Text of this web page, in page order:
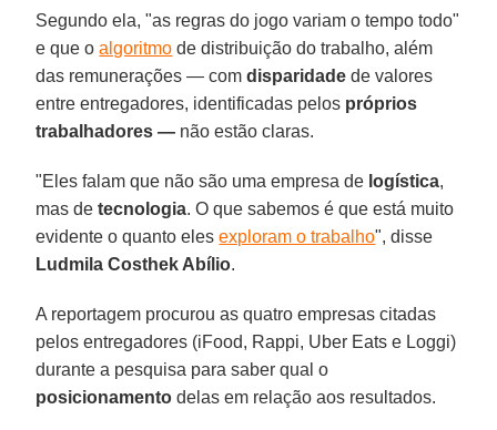
Segundo ela, "as regras do jogo variam o tempo todo"
e que oalgoritmo de distribuição do trabalho, além
das remunerações — comdisparidade de valores
entre entregadores, identificadas pelos próprios
trabalhadores — não estão claras.
"Eles falam que não são uma empresa de logística,
mas detecnologia. O que sabemos é que está muito
evidente o quanto elesexploram o trabalho", disse
Ludmila Costhek Abílio.
A reportagem procurou as quatro empresas citadas
pelos entregadores (iFood, Rappi, Uber Eats e Loggi)
durante a pesquisa para saber qual o
posicionamento delas em relação aos resultados.